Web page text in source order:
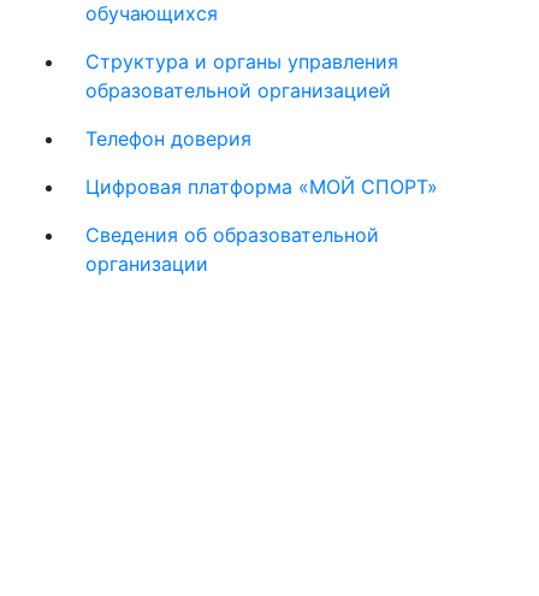
обучающихся
Структура и органы управления
образовательной организацией
Телефон доверия
Цифровая платформа «МОЙ СПОРТ»
Сведения об образовательной
организации